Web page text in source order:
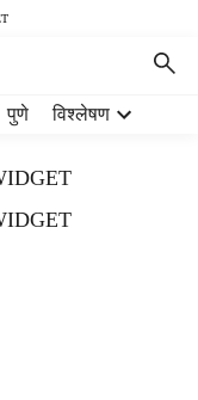
पुणे विश्लेषण